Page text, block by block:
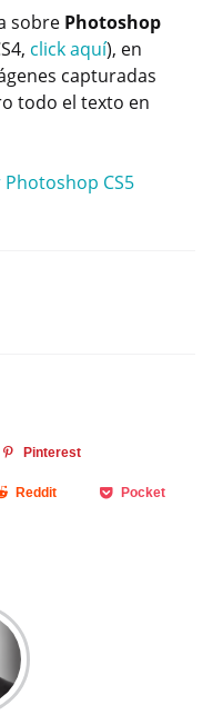
sobre Photoshop
click aquí), en
capturadas
todo el texto en
CS5
Pinterest
Reddit Pocket